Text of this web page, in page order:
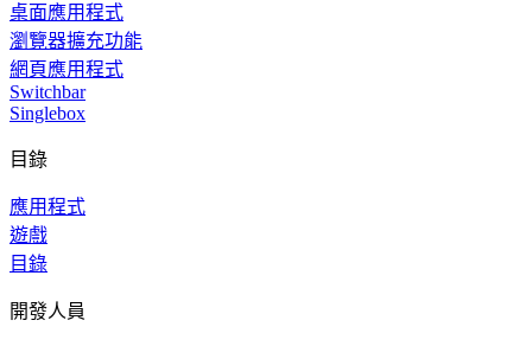
桌面應用程式
瀏覽器擴充功能
網頁應用程式
Switchbar
Singlebox
目錄
應用程式
遊戲
目錄
開發人員